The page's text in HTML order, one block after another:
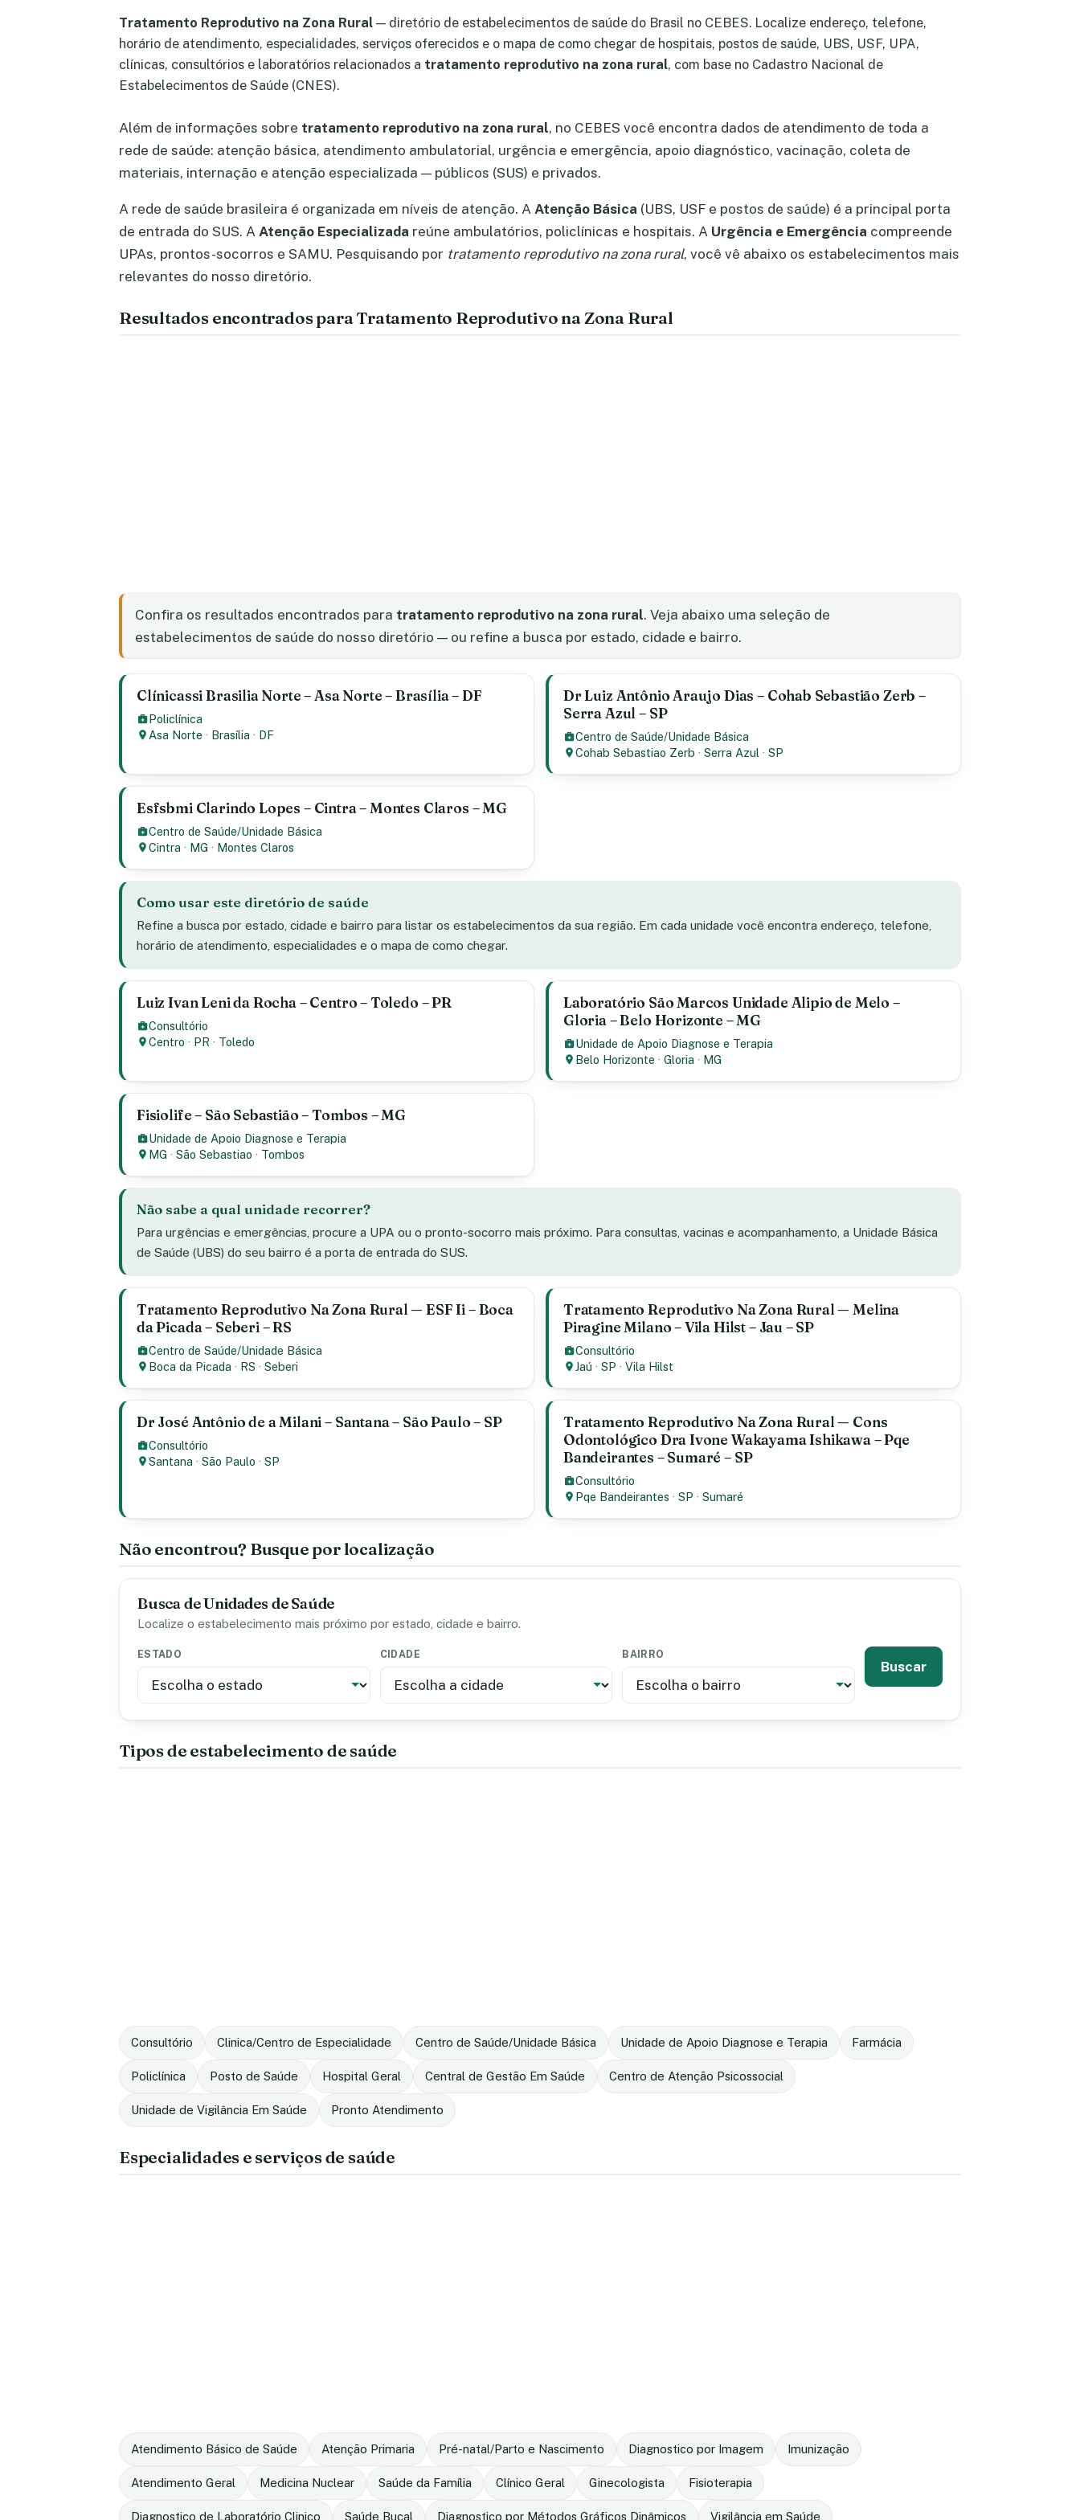
Tratamento Reprodutivo na Zona Rural — diretório de estabelecimentos de saúde do Brasil no CEBES. Localize endereço, telefone,
horário de atendimento, especialidades, serviços oferecidos e o mapa de como chegar de hospitais, postos de saúde, UBS, USF, UPA,
clínicas, consultórios e laboratórios relacionados a tratamento reprodutivo na zona rural, com base no Cadastro Nacional de
Estabelecimentos de Saúde (CNES).
Além de informações sobre tratamento reprodutivo na zona rural, no CEBES você encontra dados de atendimento de toda a
rede de saúde: atenção básica, atendimento ambulatorial, urgência e emergência, apoio diagnóstico, vacinação, coleta de
materiais, internação e atenção especializada — públicos (SUS) e privados.
A rede de saúde brasileira é organizada em níveis de atenção. A Atenção Básica (UBS, USF e postos de saúde) é a principal porta
de entrada do SUS. A Atenção Especializada reúne ambulatórios, policlínicas e hospitais. A Urgência e Emergência compreende
UPAs, prontos-socorros e SAMU. Pesquisando por tratamento reprodutivo na zona rural, você vê abaixo os estabelecimentos mais
relevantes do nosso diretório.
Resultados encontrados para Tratamento Reprodutivo na Zona Rural
Confira os resultados encontrados para tratamento reprodutivo na zona rural. Veja abaixo uma seleção de
estabelecimentos de saúde do nosso diretório — ou refine a busca por estado, cidade e bairro.
Clínicassi Brasilia Norte – Asa Norte – Brasília – DF
Policlínica
Asa Norte · Brasília · DF
Dr Luiz Antônio Araujo Dias – Cohab Sebastião Zerb –
Serra Azul – SP
Centro de Saúde/Unidade Básica
Cohab Sebastiao Zerb ·Serra Azul ·SP
Esfsbmi Clarindo Lopes – Cintra – Montes Claros – MG
Centro de Saúde/Unidade Básica
Cintra · MG · Montes Claros
Como usar este diretório de saúde
Refine a busca por estado, cidade e bairro para listar os estabelecimentos da sua região. Em cada unidade você encontra endereço, telefone,
horário de atendimento, especialidades e o mapa de como chegar.
Luiz Ivan Leni da Rocha – Centro – Toledo – PR
Consultório
Centro · PR · Toledo
Laboratório São Marcos Unidade Alipio de Melo –
Gloria – Belo Horizonte – MG
Unidade de Apoio Diagnose e Terapia
Belo Horizonte ·Gloria · MG
Fisiolife – São Sebastião – Tombos – MG
Unidade de Apoio Diagnose e Terapia
MG ·São Sebastiao · Tombos
Não sabe a qual unidade recorrer?
Para urgências e emergências, procure a UPA ou o pronto-socorro mais próximo. Para consultas, vacinas e acompanhamento, a Unidade Básica
de Saúde (UBS) do seu bairro é a porta de entrada do SUS.
Tratamento Reprodutivo Na Zona Rural — ESF Ii – Boca
da Picada – Seberi – RS
Centro de Saúde/Unidade Básica
Boca da Picada · RS ·Seberi
Tratamento Reprodutivo Na Zona Rural — Melina
Piragine Milano – Vila Hilst – Jau – SP
Consultório
Jaú ·SP ·Vila Hilst
Dr José Antônio de a Milani – Santana – São Paulo – SP
Consultório
Santana ·São Paulo ·SP
Tratamento Reprodutivo Na Zona Rural — Cons
Odontológico Dra Ivone Wakayama Ishikawa – Pqe
Bandeirantes – Sumaré – SP
Consultório
Pqe Bandeirantes ·SP ·Sumaré
Não encontrou? Busque por localização
Busca de Unidades de Saúde
Localize o estabelecimento mais próximo por estado, cidade e bairro.
ESTADO CIDADE BAIRRO
Buscar
Tipos de estabelecimento de saúde
Consultório Clinica/Centro de Especialidade Centro de Saúde/Unidade Básica Unidade de Apoio Diagnose e Terapia Farmácia
Policlínica Posto de Saúde Hospital Geral Central de Gestão Em Saúde Centro de Atenção Psicossocial
Unidade de Vigilância Em Saúde Pronto Atendimento
Especialidades e serviços de saúde
Atendimento Básico de Saúde Atenção Primaria Pré-natal/Parto e Nascimento Diagnostico por Imagem Imunização
Atendimento Geral Medicina Nuclear Saúde da Família Clínico Geral Ginecologista Fisioterapia
Diagnostico de Laboratório Clinico Saúde Bucal Diagnostico por Métodos Gráficos Dinâmicos Vigilância em Saúde